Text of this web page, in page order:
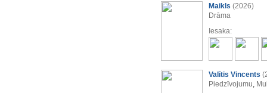
Maikls (2026)
Drāma
Iesaka:
Valītis Vincents
Piedzīvojumu,